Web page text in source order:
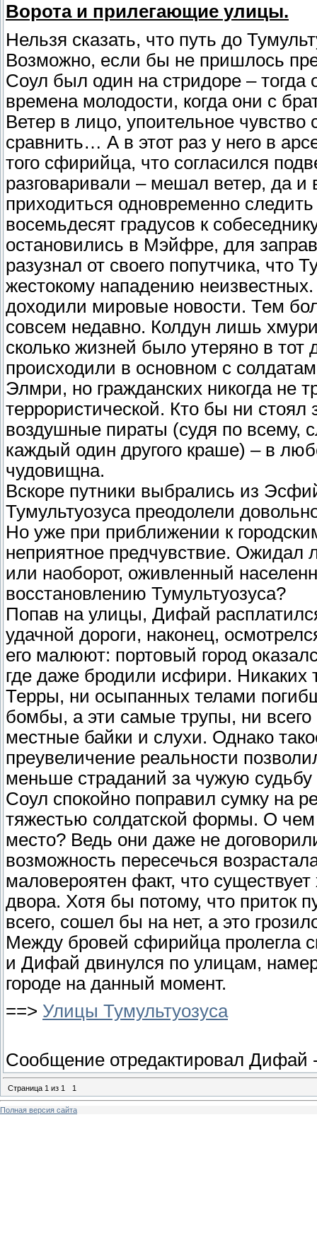
Ворота и прилегающие улицы.
Нельзя сказать, что путь до
Возможно, если бы не пришлось
Соул был один на стридоре –
времена молодости, когда они с
Ветер в лицо, упоительное чувство
сравнить… А в этот раз у него в
того сфирийца, что согласился
разговаривали – мешал ветер, да и
приходиться одновременно
восемьдесят градусов к
остановились в Мэйфре, для
разузнал от своего попутчика, что
жестокому нападению
доходили мировые новости. Тем
совсем недавно. Колдун лишь
сколько жизней было утеряно в
происходили в основном с
Элмри, но гражданских никогда не
террористической. Кто бы ни
воздушные пираты (судя по всему,
каждый один другого краше) – в
чудовищна.
Вскоре путники выбрались из
Тумультуозуса преодолели
Но уже при приближении к
неприятное предчувствие. Ожидал
или наоборот, оживленный
восстановлению Тумультуозуса?
Попав на улицы, Дифай
удачной дороги, наконец,
его малюют: портовый город
где даже бродили исфири. Никаких
Терры, ни осыпанных телами
бомбы, а эти самые трупы, ни всего
местные байки и слухи. Однако
преувеличение реальности
меньше страданий за чужую
Соул спокойно поправил сумку на
тяжестью солдатской формы. О чем
место? Ведь они даже не
возможность пересечься
маловероятен факт, что
двора. Хотя бы потому, что приток
всего, сошел бы на нет, а это
Между бровей сфирийца пролегла
и Дифай двинулся по улицам,
городе на данный момент.
==> Улицы Тумультуозуса
Сообщение отредактировал Дифай
Страница 1 из 1 1
Полная версия сайта